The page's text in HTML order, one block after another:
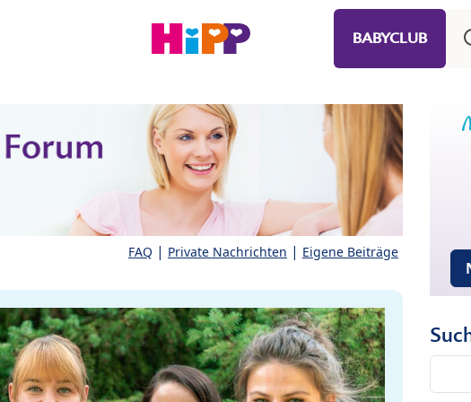
BABYCLUB
FAQ | Private Nachrichten | Eigene Beiträge